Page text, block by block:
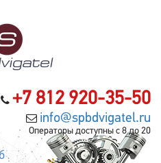
+7 812 920-35-50
info@spbdvigatel.ru
Операторы доступны с 8 до 20